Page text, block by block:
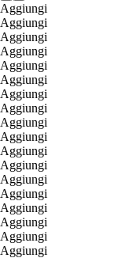
Aggiungi
Aggiungi
Aggiungi
Aggiungi
Aggiungi
Aggiungi
Aggiungi
Aggiungi
Aggiungi
Aggiungi
Aggiungi
Aggiungi
Aggiungi
Aggiungi
Aggiungi
Aggiungi
Aggiungi
Aggiungi